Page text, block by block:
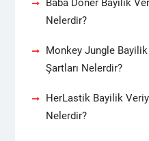
Baba Döner Bayilik
Nelerdir?
Monkey Jungle
Şartları Nelerdir?
HerLastik Bayilik
Nelerdir?